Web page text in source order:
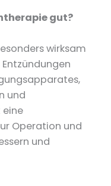
gut?
wirksam
und
eine
Operation und
und